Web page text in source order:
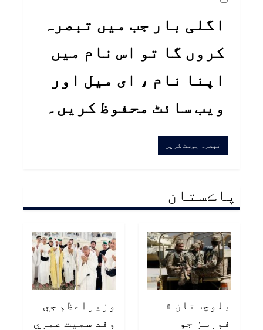
اگلی بار جب میں تبصرہ
کروں گا تو اس نام میں
اپنا نام ، ای میل اور
ویب سائٹ محفوظ کریں۔
پاڪستان
بلوچستان ۾
فورسز جو
وزيراعظم جي
وفد سميت عمري